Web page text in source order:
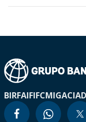
BIRFAIFIFCMIGA